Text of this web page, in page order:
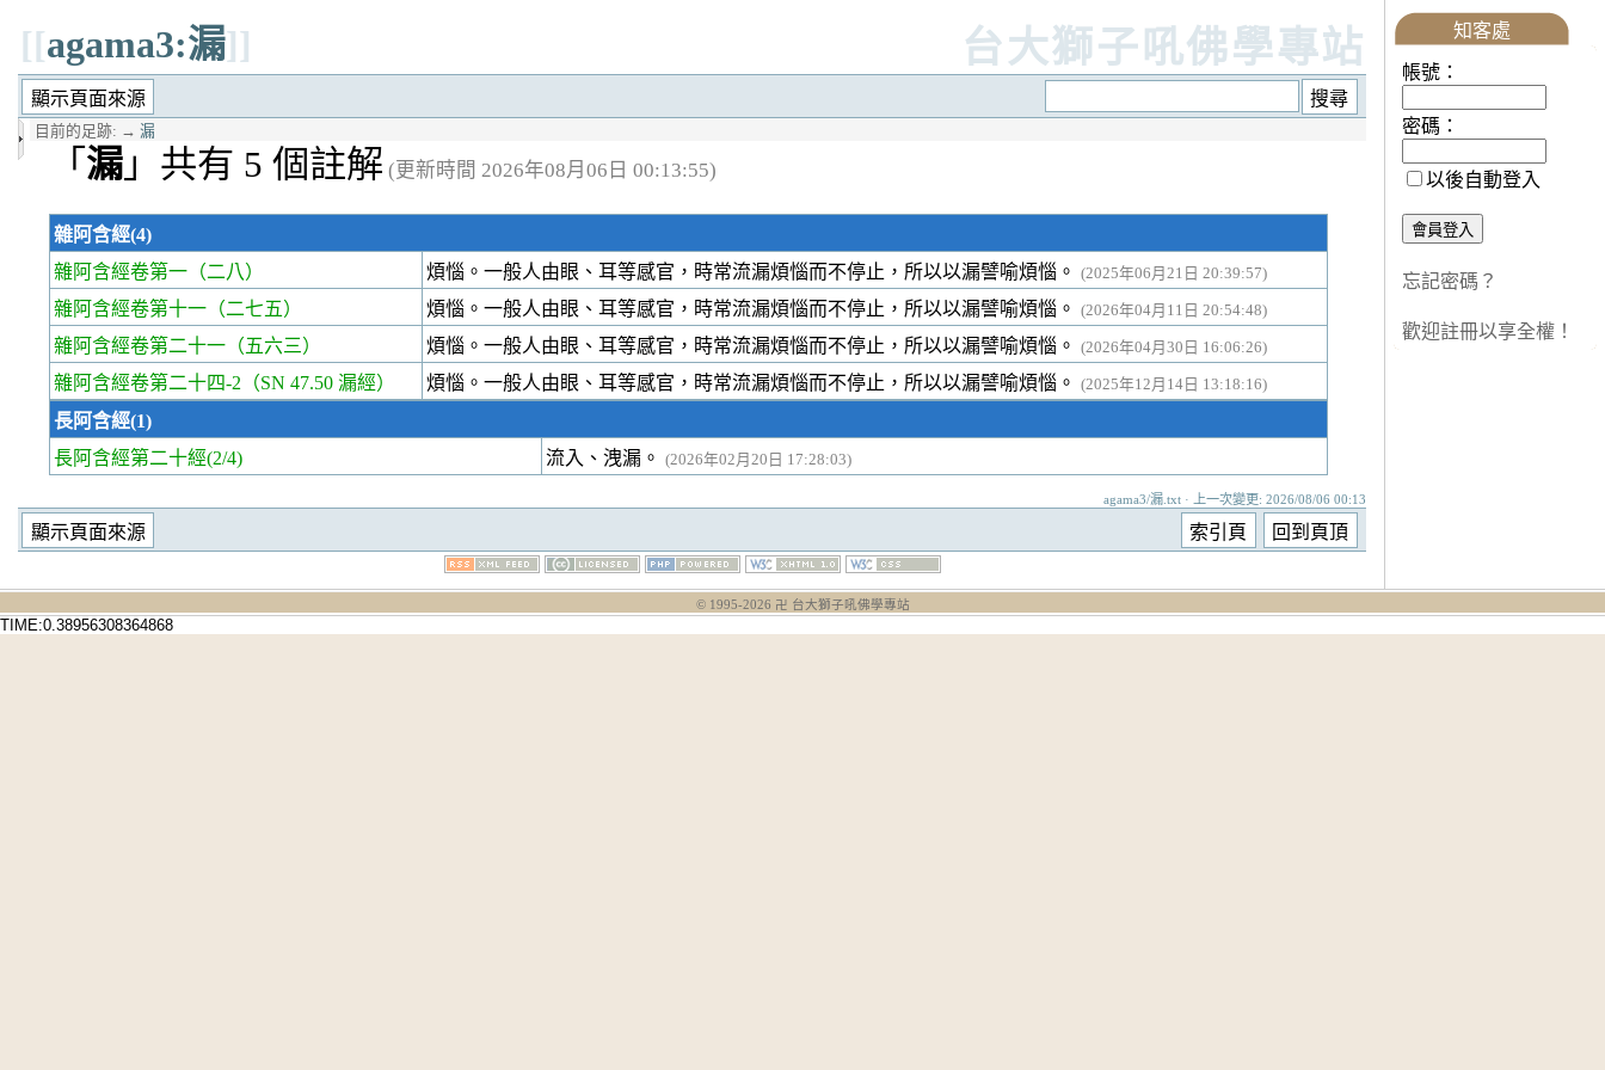
[[agama3:漏]] 台大獅子吼佛學專站
目前的足跡: → 漏
「 漏 」共有 5 個註解 (更新時間 2026年08月06日 00:13:55)
雜阿含經(4)
雜阿含經卷第一 （二八） 煩惱。一般人由眼、耳等感官，時常流漏煩惱而不停止，所以以漏譬喻煩惱。 (2025年06月21日 20:39:57)
雜阿含經卷第十一 （二七五） 煩惱。一般人由眼、耳等感官，時常流漏煩惱而不停止，所以以漏譬喻煩惱。 (2026年04月11日 20:54:48)
雜阿含經卷第二十一 （五六三） 煩惱。一般人由眼、耳等感官，時常流漏煩惱而不停止，所以以漏譬喻煩惱。 (2026年04月30日 16:06:26)
雜阿含經卷第二十四-2 （SN 47.50 漏經） 煩惱。一般人由眼、耳等感官，時常流漏煩惱而不停止，所以以漏譬喻煩惱。 (2025年12月14日 13:18:16)
長阿含經(1)
長阿含經第二十經(2/4) 流入、洩漏。 (2026年02月20日 17:28:03)
agama3/漏.txt · 上一次變更: 2026/08/06 00:13
知客處
帳號：
密碼：
以後自動登入
忘記密碼？
歡迎註冊以享全權！
© 1995-2026 卍 台大獅子吼佛學專站
TIME:0.38956308364868